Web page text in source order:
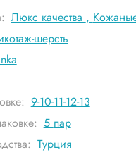
Люкс качества ,
шерсть
9-10-11-12-13
5 пар
Турция